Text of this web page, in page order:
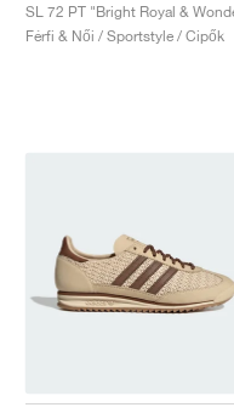
Férfi & Női / Sportstyle / Cipők